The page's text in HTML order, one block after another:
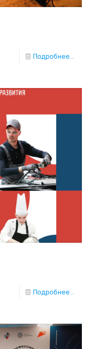
Подробнее...
Подробнее...